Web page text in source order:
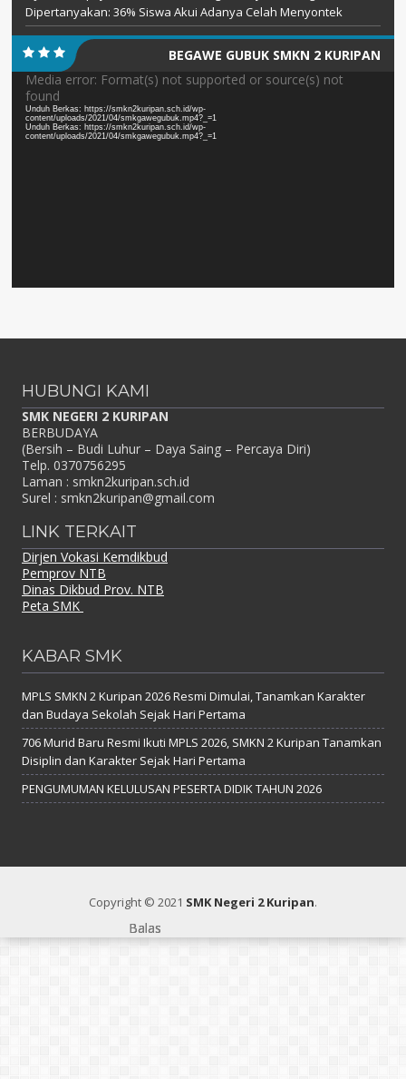
Balas
Balas
Balas
Dipertanyakan: 36% Siswa Akui Adanya Celah Menyontek
BEGAWE GUBUK SMKN 2 KURIPAN
Pemutar
Video
Media error: Format(s) not supported or source(s) not
found
Unduh Berkas: https://smkn2kuripan.sch.id/wp-
content/uploads/2021/04/smkgawegubuk.mp4?_=1
Unduh Berkas: https://smkn2kuripan.sch.id/wp-
content/uploads/2021/04/smkgawegubuk.mp4?_=1
HUBUNGI KAMI
SMK NEGERI 2 KURIPAN
BERBUDAYA
(Bersih – Budi Luhur – Daya Saing – Percaya Diri)
Telp. 0370756295
Laman : smkn2kuripan.sch.id
Surel : smkn2kuripan@gmail.com
LINK TERKAIT
Dirjen Vokasi Kemdikbud
Pemprov NTB
Dinas Dikbud Prov. NTB
Peta SMK
KABAR SMK
MPLS SMKN 2 Kuripan 2026 Resmi Dimulai, Tanamkan Karakter
dan Budaya Sekolah Sejak Hari Pertama
706 Murid Baru Resmi Ikuti MPLS 2026, SMKN 2 Kuripan Tanamkan
Disiplin dan Karakter Sejak Hari Pertama
PENGUMUMAN KELULUSAN PESERTA DIDIK TAHUN 2026
Copyright © 2021 SMK Negeri 2 Kuripan.